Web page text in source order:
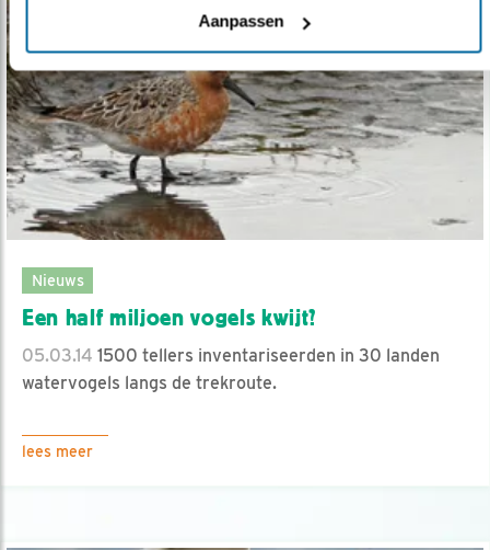
Aanpassen
Nieuws
Een half miljoen vogels kwijt?
05.03.14 1500 tellers inventariseerden in 30 landen
watervogels langs de trekroute.
lees meer